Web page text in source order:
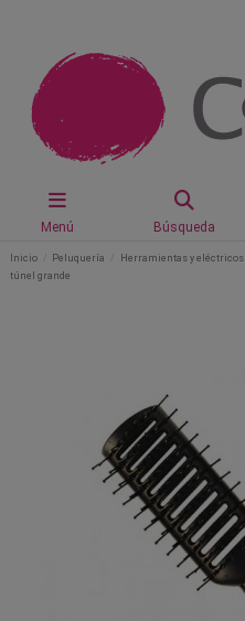
Menú Búsqueda
Inicio Peluquería Herramientas y eléctricos
túnel grande